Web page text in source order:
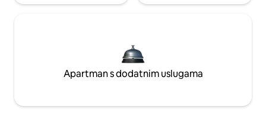
Apartman s dodatnim uslugama